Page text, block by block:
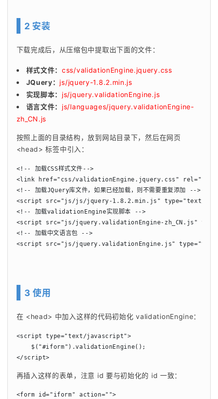
2 安装
下载完成后，从压缩包中提取出下面的文件：
样式文件： css/validationEngine.jquery.css
JQuery： js/jquery-1.8.2.min.js
实现脚本： js/jquery.validationEngine.js
语言文件： js/languages/jquery.validationEngine-
zh_CN.js
按照上面的目录结构，放到网站目录下，然后在网页
<head> 标签中引入：
<!-- 加载CSS样式文件-->
<link href="css/validationEngine.jquery.css"
<!-- 加载JQuery库文件，如果已经加载，则不需要重复添加 -->
<script src="js/js/jquery-1.8.2.min.js" type="text/
<!-- 加载validationEngine实现脚本 -->
<script src="js/jquery.validationEngine-zh_CN.js"
<!-- 加载中文语言包 -->
<script src="js/jquery.validationEngine.js"
3 使用
在 <head> 中加入这样的代码初始化 validationEngine：
<script type="text/javascript">
    $(
"#iform " ).validationEngine();
</script>
再插入这样的表单，注意 id 要与初始化的 id 一致：
<form id="iform" action="">